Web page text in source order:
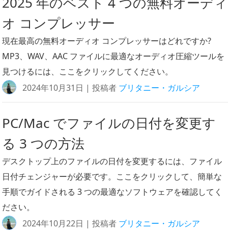
オ コンプレッサー
現在最高の無料オーディオ コンプレッサーはどれですか?
MP3、WAV、AAC ファイルに最適なオーディオ圧縮ツールを
見つけるには、ここをクリックしてください。
2024年10月31日 | 投稿者 ブリタニー・ガルシア
PC/Mac でファイルの日付を変更す
る 3 つの方法
デスクトップ上のファイルの日付を変更するには、ファイル
日付チェンジャーが必要です。ここをクリックして、簡単な
手順でガイドされる 3 つの最適なソフトウェアを確認してく
ださい。
2024年10月22日 | 投稿者 ブリタニー・ガルシア